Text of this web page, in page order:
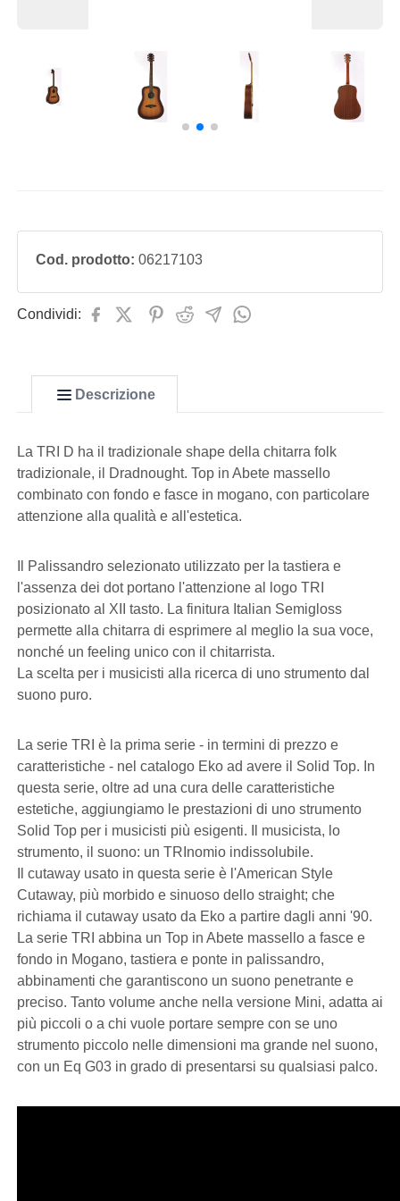
Cod. prodotto: 06217103
Condividi:
Descrizione
La TRI D ha il tradizionale shape della chitarra folk
tradizionale, il Dradnought. Top in Abete massello
combinato con fondo e fasce in mogano, con particolare
attenzione alla qualità e all'estetica.
Il Palissandro selezionato utilizzato per la tastiera e
l'assenza dei dot portano l'attenzione al logo TRI
posizionato al XII tasto. La finitura Italian Semigloss
permette alla chitarra di esprimere al meglio la sua voce,
nonché un feeling unico con il chitarrista.
La scelta per i musicisti alla ricerca di uno strumento dal
suono puro.
La serie TRI è la prima serie - in termini di prezzo e
caratteristiche - nel catalogo Eko ad avere il Solid Top. In
questa serie, oltre ad una cura delle caratteristiche
estetiche, aggiungiamo le prestazioni di uno strumento
Solid Top per i musicisti più esigenti. Il musicista, lo
strumento, il suono: un TRInomio indissolubile.
Il cutaway usato in questa serie è l'American Style
Cutaway, più morbido e sinuoso dello straight; che
richiama il cutaway usato da Eko a partire dagli anni '90.
La serie TRI abbina un Top in Abete massello a fasce e
fondo in Mogano, tastiera e ponte in palissandro,
abbinamenti che garantiscono un suono penetrante e
preciso. Tanto volume anche nella versione Mini, adatta ai
più piccoli o a chi vuole portare sempre con se uno
strumento piccolo nelle dimensioni ma grande nel suono,
con un Eq G03 in grado di presentarsi su qualsiasi palco.